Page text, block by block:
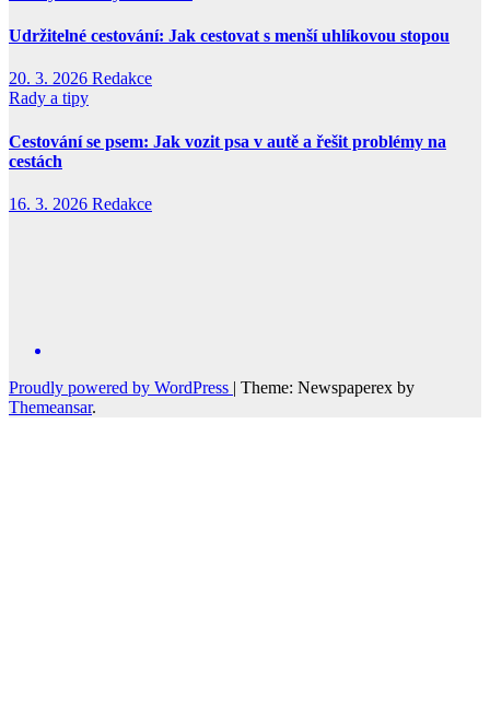
Udržitelné cestování: Jak cestovat s menší uhlíkovou stopou
20. 3. 2026 Redakce
Rady a tipy
Cestování se psem: Jak vozit psa v autě a řešit problémy na
cestách
16. 3. 2026 Redakce
Proudly powered by WordPress | Theme: Newspaperex by
Themeansar.